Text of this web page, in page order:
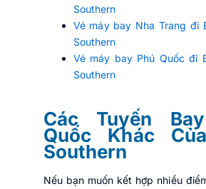
Southern
Vé máy bay Nha Trang đi
Southern
Vé máy bay Phú Quốc đi
Southern
Các Tuyến
Quốc Khác
Southern
Nếu bạn muốn kết hợp nhiều